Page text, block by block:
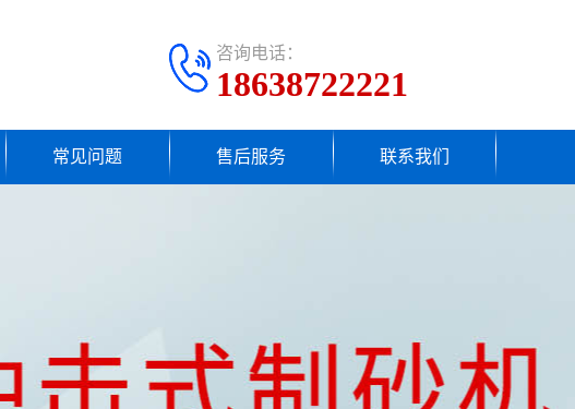
咨询电话：
18638722221
常见问题 售后服务 联系我们